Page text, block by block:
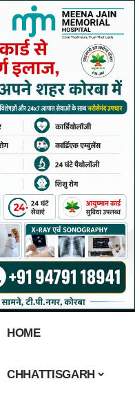
HOME
CHHATTISGARH